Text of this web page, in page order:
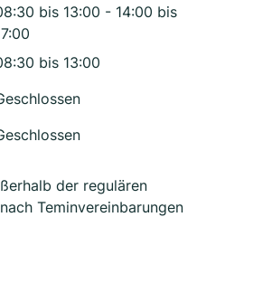
bis 13:00 - 14:00 bis
bis 13:00
der regulären
Teminvereinbarungen